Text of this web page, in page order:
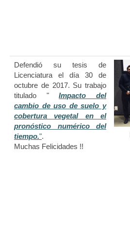
Defendió su tesis de
Licenciatura el día 30 de
octubre de 2017. Su trabajo
titulado "Impacto del
cambio de uso de suelo y
cobertura vegetal en el
pronóstico numérico del
tiempo.".
Muchas Felicidades !!